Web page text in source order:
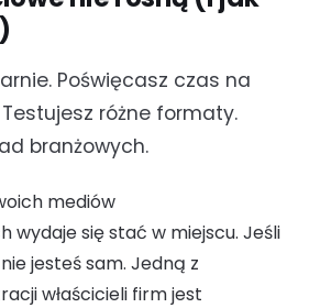
Poświęcasz czas na
różne formaty.
branżowych.
mediów
wydaje się stać w miejscu. Jeśli
jesteś sam. Jedną z
właścicieli firm jest